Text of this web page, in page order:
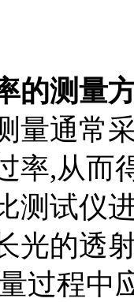
的测量
量通常
率,从而
测试仪
光的透
过程中